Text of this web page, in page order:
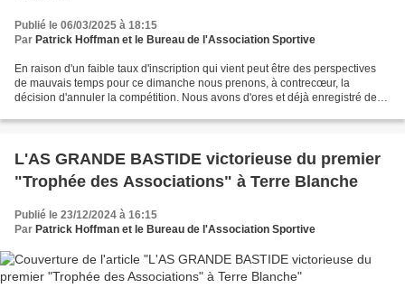
Publié le 06/03/2025 à 18:15
Par Patrick Hoffman et le Bureau de l'Association Sportive
En raison d'un faible taux d'inscription qui vient peut être des perspectives
de mauvais temps pour ce dimanche nous prenons, à contrecœur, la
décision d'annuler la compétition. Nous avons d'ores et déjà enregistré de
L'AS GRANDE BASTIDE victorieuse du premier
"Trophée des Associations" à Terre Blanche
Publié le 23/12/2024 à 16:15
Par Patrick Hoffman et le Bureau de l'Association Sportive